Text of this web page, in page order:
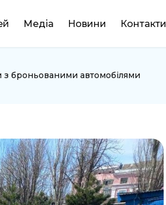
Медіа Новини Контакти
DONATE
з броньованими автомобілями